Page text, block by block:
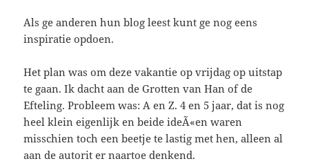
Als ge anderen hun blog leest kunt ge nog eens
inspiratie opdoen.
Het plan was om deze vakantie op vrijdag op uitstap
te gaan. Ik dacht aan de Grotten van Han of de
Efteling. Probleem was: A en Z. 4 en 5 jaar, dat is nog
heel klein eigenlijk en beide ideÃ«en waren
misschien toch een beetje te lastig met hen, alleen al
aan de autorit er naartoe denkend.